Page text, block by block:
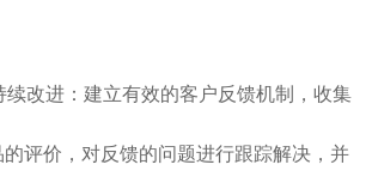
续改进：建立有效的客户反馈机制，收集
评价，对反馈的问题进行跟踪解决，并